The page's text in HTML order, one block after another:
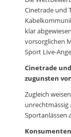
Cinetrade und
klar
vorsorglichen
Sport Live-
Cinetrade
zugunsten
Zugleich
unrechtmässig
Sportanlässen